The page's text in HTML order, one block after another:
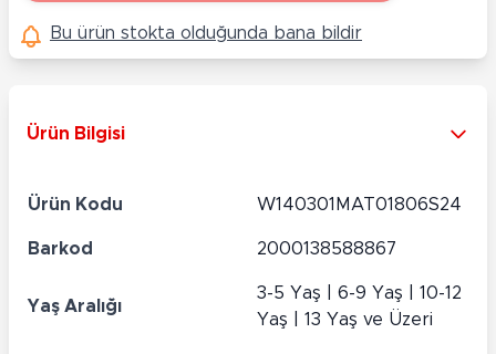
Bu ürün stokta olduğunda bana bildir
Ürün Bilgisi
Ürün Kodu W140301MAT01806S24
Barkod 2000138588867
Yaş Aralığı
3-5 Yaş | 6-9 Yaş | 10-12
Yaş | 13 Yaş ve Üzeri